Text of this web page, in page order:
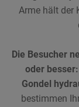
Arme hält der
Die Besucher
oder
Gondel
bestimmen